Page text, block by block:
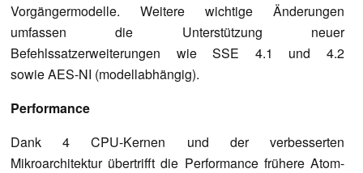
Vorgängermodelle. Weitere wichtige Änderungen
umfassen die Unterstützung neuer
Befehlssatzerweiterungen wie SSE 4.1 und 4.2
sowie AES-NI (modellabhängig).
Performance
Dank 4 CPU-Kernen und der verbesserten
Mikroarchitektur übertrifft die Performance frühere Atom-